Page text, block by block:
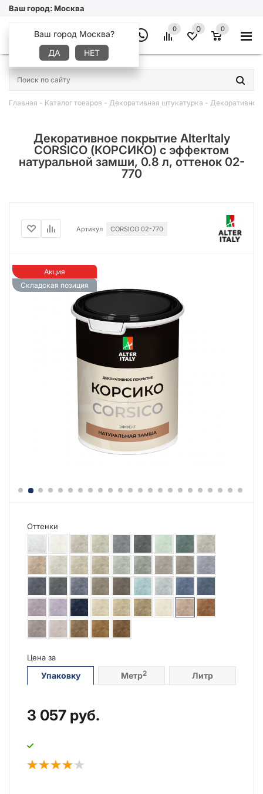
Ваш город:Москва
Ваш город Москва?
ДА
НЕТ
0 0 0
×
Главная - Каталог товаров - Декоративная штукатурка -
Декоративное покрытие AlterItaly
CORSICO (КОРСИКО) с эффектом
натуральной замши, 0.8 л, оттенок 02-
770
Акция
Складская позиция
Артикул CORSICO 02-770
Оттенки
Цена за
Упаковку Метр2 Литр
3 057 руб.